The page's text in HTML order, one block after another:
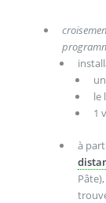
le
1
à